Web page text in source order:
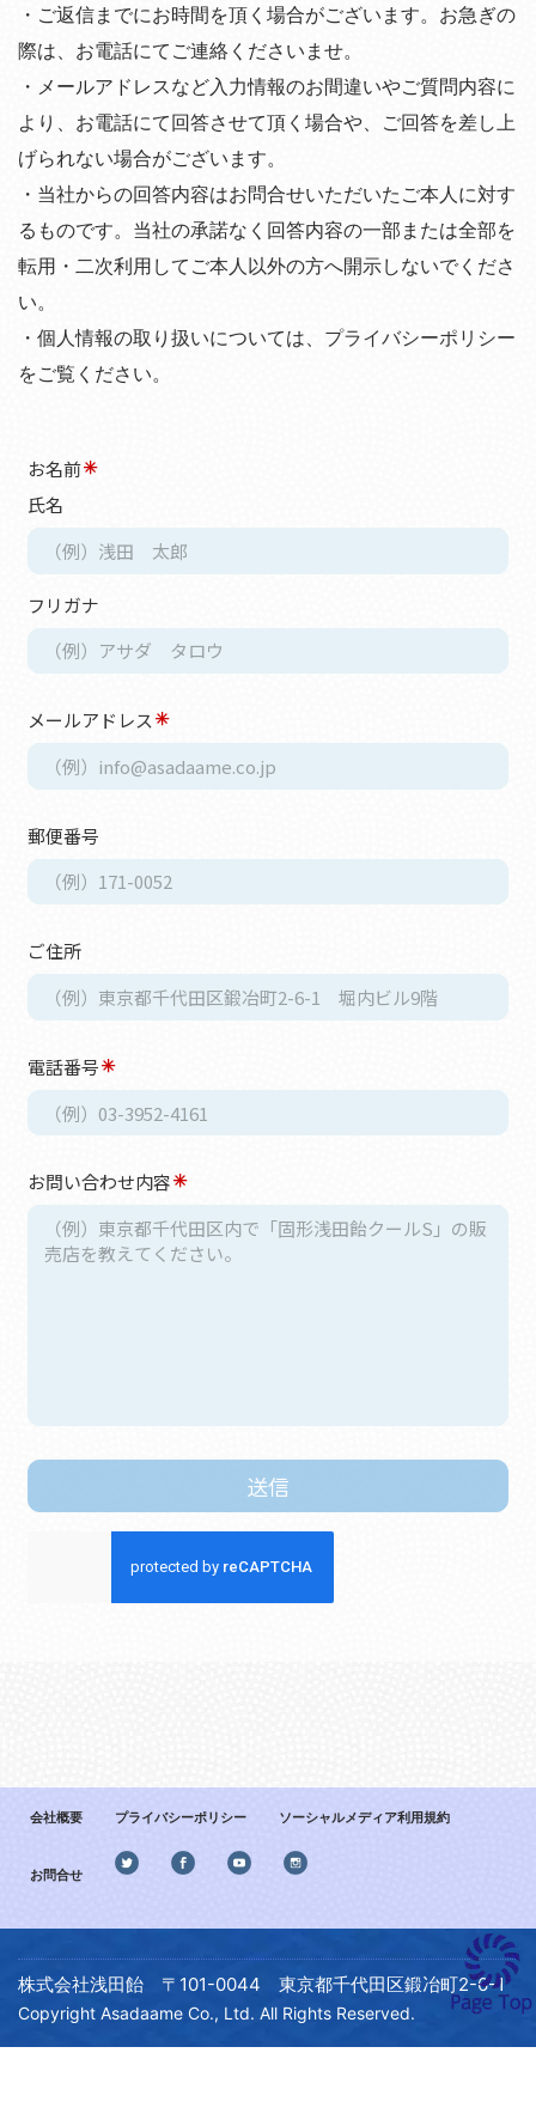
・ご返信までにお時間を頂く場合がございます。お急ぎの
際は、お電話にてご連絡くださいませ。
・メールアドレスなど入力情報のお間違いやご質問内容に
より、お電話にて回答させて頂く場合や、ご回答を差し上
げられない場合がございます。
・当社からの回答内容はお問合せいただいたご本人に対す
るものです。当社の承諾なく回答内容の一部または全部を
転用・二次利用してご本人以外の方へ開示しないでくださ
い。
・個人情報の取り扱いについては、 プライバシーポリシー
をご覧ください。
会社概要 プライバシーポリシー ソーシャルメディア利用規約
お問合せ
株式会社浅田飴 〒101-0044 東京都千代田区鍛冶町2-6-1
Copyright Asadaame Co., Ltd. All Rights Reserved.